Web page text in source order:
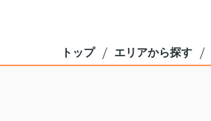
トップ エリアから探す